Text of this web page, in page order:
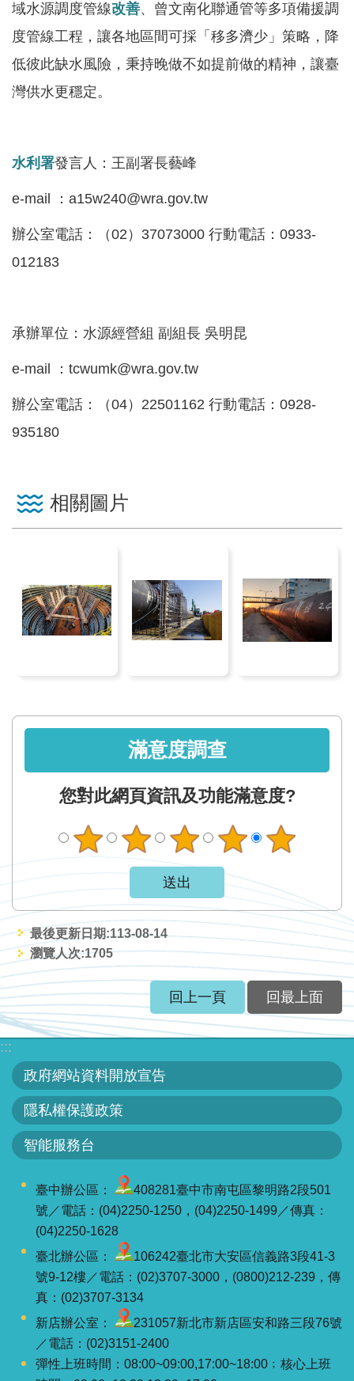
箱
常
見
問
廉
平
性
English
RSS
互
流
網
站
資
隱
私
權
保
護
政
策
智
服
務
台
域水源調度管線改善、曾文南化聯通管等多項備援調
度管線工程，讓各地區間可採「移多濟少」策略，降
低彼此缺水風險，秉持晚做不如提前做的精神，讓臺
灣供水更穩定。
水利署發言人：王副署長藝峰
e-mail ：a15w240@wra.gov.tw
辦公室電話：（02）37073000 行動電話：0933-
012183
承辦單位：水源經營組 副組長 吳明昆
e-mail ：tcwumk@wra.gov.tw
辦公室電話：（04）22501162 行動電話：0928-
935180
相關圖片
滿意度調查
您對此網頁資訊及功能滿意度?
最後更新日期:113-08-14
瀏覽人次:1705
回上一頁 回最上面
:::
政府網站資料開放宣告
隱私權保護政策
智能服務台
臺中辦公區：
408281臺中市南屯區黎明路2段501
號／電話：(04)2250-1250，(04)2250-1499／傳真：
(04)2250-1628
臺北辦公區：
106242臺北市大安區信義路3段41-3
號9-12樓／電話：(02)3707-3000，(0800)212-239，傳
真：(02)3707-3134
新店辦公室：
231057新北市新店區安和路三段76號
／電話：(02)3151-2400
彈性上班時間：08:00~09:00,17:00~18:00﹔核心上班